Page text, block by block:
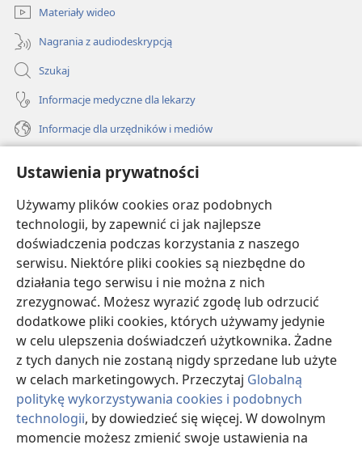
Ustawienia prywatności
Używamy plików cookies oraz podobnych
technologii, by zapewnić ci jak najlepsze
doświadczenia podczas korzystania z naszego
serwisu. Niektóre pliki cookies są niezbędne do
działania tego serwisu i nie można z nich
zrezygnować. Możesz wyrazić zgodę lub odrzucić
dodatkowe pliki cookies, których używamy jedynie
w celu ulepszenia doświadczeń użytkownika. Żadne
z tych danych nie zostaną nigdy sprzedane lub użyte
w celach marketingowych. Przeczytaj Globalną
politykę wykorzystywania cookies i podobnych
technologii, by dowiedzieć się więcej. W dowolnym
momencie możesz zmienić swoje ustawienia na
Materiały wideo
Nagrania z audiodeskrypcją
Szukaj
Informacje medyczne dla lekarzy
Informacje dla urzędników i mediów
Darowizny
(opens
new
window)BIBLIOTEKA INTERNETOWA Strażnicy
(opens
new
window)JW Hub
(opens
new
window)JW Library
Watchtower Library
Copyright© 2026 Watch Tower Bible and Tract Society of Pennsylvania.